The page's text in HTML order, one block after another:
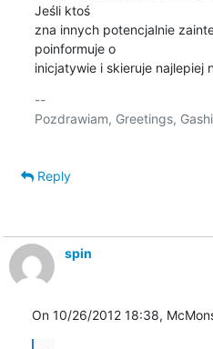
Jeśli ktoś
zna innych potencjalnie
poinformuje o
inicjatywie i skieruje najlepiej
--
Pozdrawiam, Greetings,
Reply
spin
On 10/26/2012 18:38,